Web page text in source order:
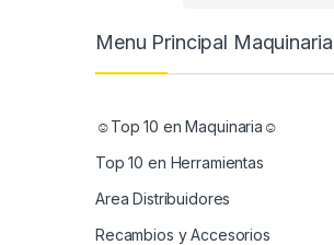
Menu Principal Maquinaria
☺Top 10 en Maquinaria☺
Top 10 en Herramientas
Area Distribuidores
Recambios y Accesorios